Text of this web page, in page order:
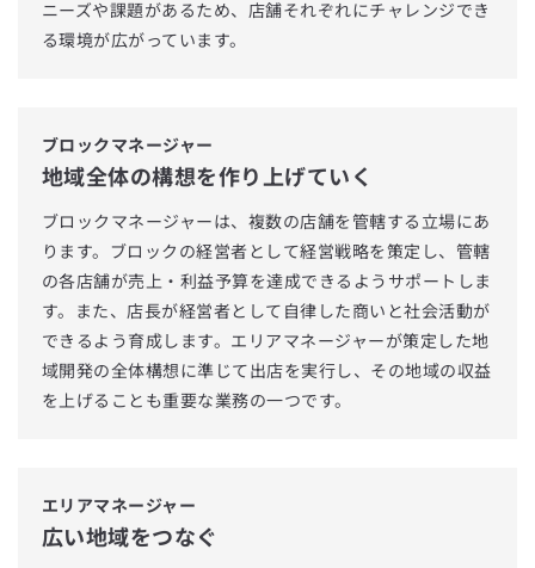
ニーズや課題があるため、店舗それぞれにチャレンジでき
る環境が広がっています。
ブロックマネージャー
地域全体の構想を作り上げていく
ブロックマネージャーは、複数の店舗を管轄する立場にあ
ります。ブロックの経営者として経営戦略を策定し、管轄
の各店舗が売上・利益予算を達成できるようサポートしま
す。また、店長が経営者として自律した商いと社会活動が
できるよう育成します。エリアマネージャーが策定した地
域開発の全体構想に準じて出店を実行し、その地域の収益
を上げることも重要な業務の一つです。
エリアマネージャー
広い地域をつなぐ